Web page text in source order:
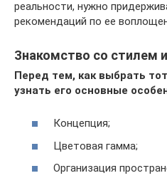
реальности, нужно
рекомендаций по ее
Знакомство со стилем
Перед тем, как выбрать
узнать его основные
Концепция;
Цветовая гамма;
Организация